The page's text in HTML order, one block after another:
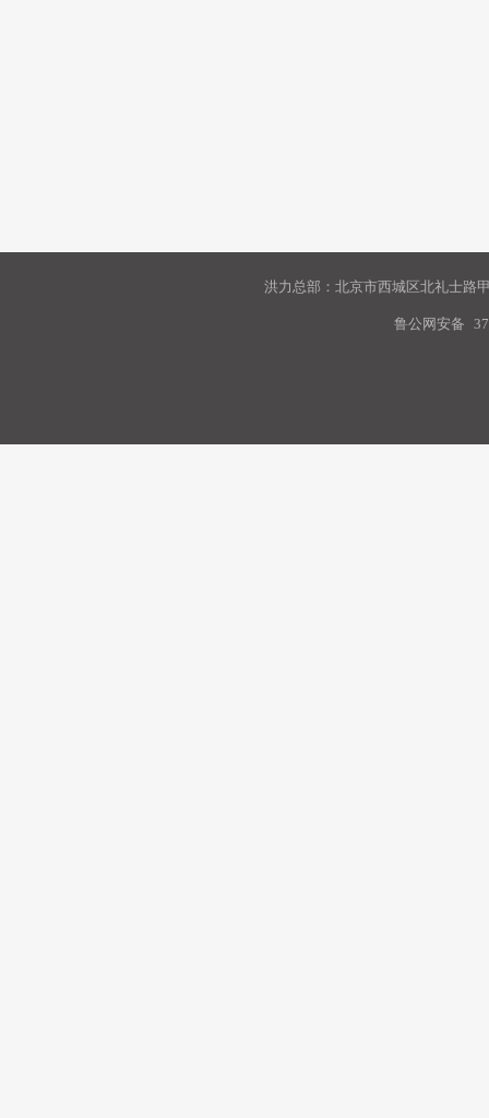
洪力总部：北京市西城区北礼士路
鲁公网安备